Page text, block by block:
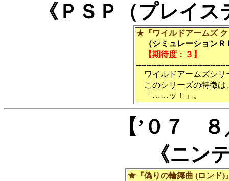
《ＰＳＰ（プレイ
★『ワイルドアームズ
（シミュレーションＲ
【期待度：３】
ワイルドアームズシ
このシリーズの特徴は
「……ッ！」。
【’０７
《ニン
★『偽りの輪舞曲 (ロンド)